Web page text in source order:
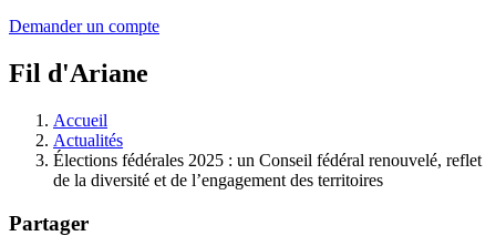
Demander un compte
Fil d'Ariane
Accueil
Actualités
Élections fédérales 2025 : un Conseil fédéral renouvelé, reflet
de la diversité et de l’engagement des territoires
Partager